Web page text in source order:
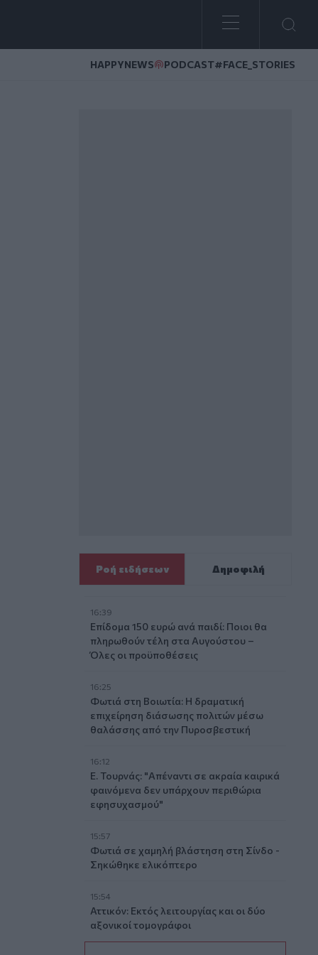
HAPPYNEWS PODCAST#FACE_STORIES
Ροή ειδήσεων Δημοφιλή
16:39
Επίδομα 150 ευρώ ανά παιδί: Ποιοι θα
πληρωθούν τέλη στα Αυγούστου –
Όλες οι προϋποθέσεις
16:25
Φωτιά στη Βοιωτία: Η δραματική
επιχείρηση διάσωσης πολιτών μέσω
θαλάσσης από την Πυροσβεστική
16:12
Ε. Τουρνάς: "Απέναντι σε ακραία καιρικά
φαινόμενα δεν υπάρχουν περιθώρια
εφησυχασμού"
15:57
Φωτιά σε χαμηλή βλάστηση στη Σίνδο -
Σηκώθηκε ελικόπτερο
15:54
Αττικόν: Εκτός λειτουργίας και οι δύο
αξονικοί τομογράφοι